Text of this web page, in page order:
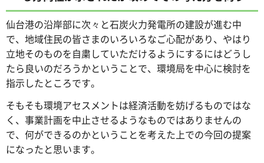
仙台港の沿岸部に次々と石炭火力発電所の建設が進む中
で、地域住民の皆さまのいろいろなご心配があり、やはり
立地そのものを自粛していただけるようにするにはどうし
たら良いのだろうかということで、環境局を中心に検討を
指示したところです。
そもそも環境アセスメントは経済活動を妨げるものではな
く、事業計画を中止させるようなものではありませんの
で、何ができるのかということを考えた上での今回の提案
になったと思います。